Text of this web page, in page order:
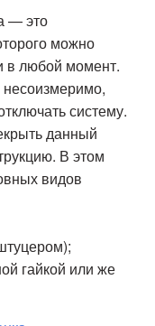
— это
можно
в любой момент.
несоизмеримо,
систему.
данный
В этом
видов
гайкой или же